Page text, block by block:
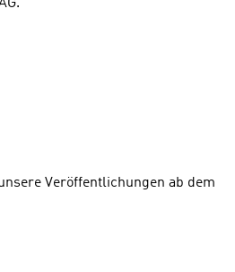
Veröffentlichungen ab dem